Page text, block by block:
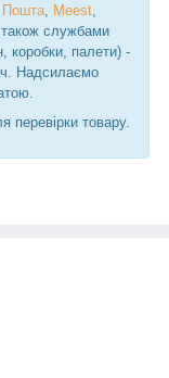
Пошта Meest
також службами
коробки, палети) -
Надсилаємо
перевірки товару.